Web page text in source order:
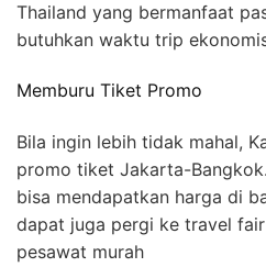
Thailand yang bermanfaat
butuhkan waktu trip
Memburu Tiket Promo
Bila ingin lebih tidak mahal,
promo tiket Jakarta-
bisa mendapatkan harga di
dapat juga pergi ke travel
pesawat murah